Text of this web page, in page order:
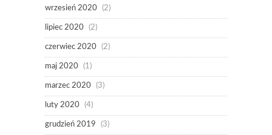
wrzesień 2020 (2)
lipiec 2020 (2)
czerwiec 2020 (2)
maj 2020 (1)
marzec 2020 (3)
luty 2020 (4)
grudzień 2019 (3)